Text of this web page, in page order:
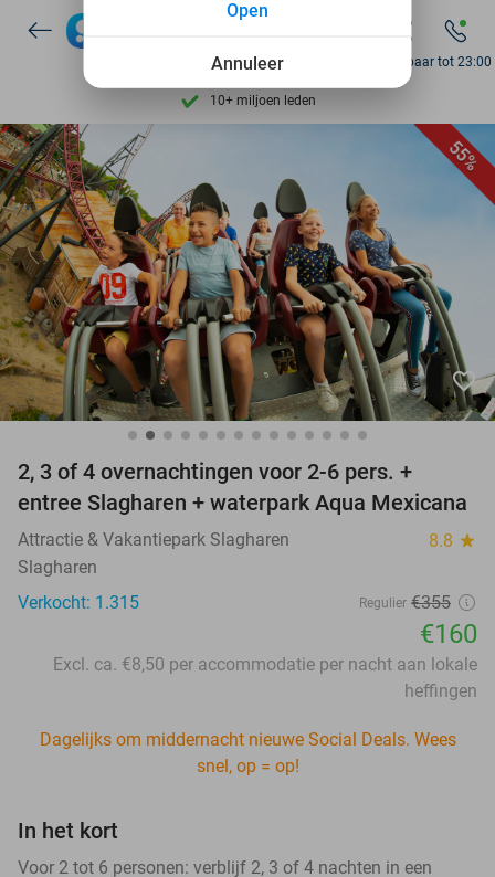
Ontdek 15.000+ deals
7 dagen per week beschikbaar
10+ miljoen leden
205.987 reviews
Ontdek 15.000+ deals
7 dagen per week beschikbaar
10+ miljoen leden
Bereikbaar tot 23:00
55%
favorite_border
2, 3 of 4 overnachtingen voor 2-6 pers. +
entree Slagharen + waterpark Aqua Mexicana
Attractie & Vakantiepark Slagharen 8.8 star
Slagharen
Verkocht: 1.315
Regulier €355
€160
Excl. ca. €8,50 per accommodatie per nacht aan lokale
heffingen
Dagelijks om middernacht nieuwe Social Deals. Wees
snel, op = op!
In het kort
Voor 2 tot 6 personen: verblijf 2, 3 of 4 nachten in een
Annuleer
Open